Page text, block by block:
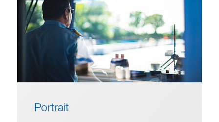
Portrait